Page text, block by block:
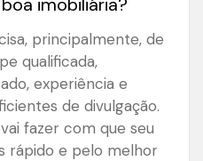
principalmente, de
qualificada,
experiência e
de divulgação.
fazer com que seu
rápido e pelo melhor